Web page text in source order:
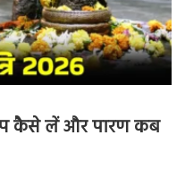
कैसे लें और पारण कब